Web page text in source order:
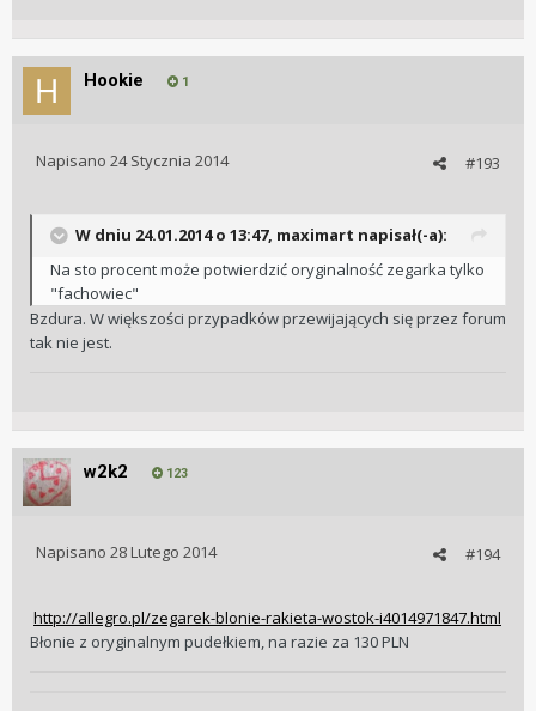
Hookie 1
#193
Napisano 24 Stycznia 2014
W dniu 24.01.2014 o 13:47, maximart napisał(-a):
Na sto procent może potwierdzić oryginalność zegarka tylko
"fachowiec"
Bzdura. W większości przypadków przewijających się przez forum
tak nie jest.
w2k2 123
#194
Napisano 28 Lutego 2014
http://allegro.pl/zegarek-blonie-rakieta-wostok-i4014971847.html
Błonie z oryginalnym pudełkiem, na razie za 130 PLN